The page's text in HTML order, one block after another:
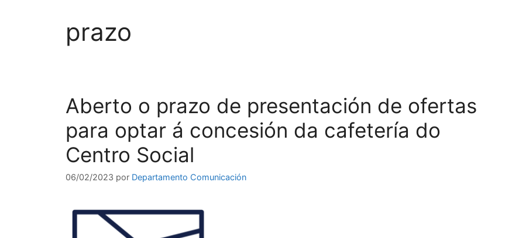
prazo
Aberto o prazo de presentación de ofertas
para optar á concesión da cafetería do
Centro Social
06/02/2023 por Departamento Comunicación